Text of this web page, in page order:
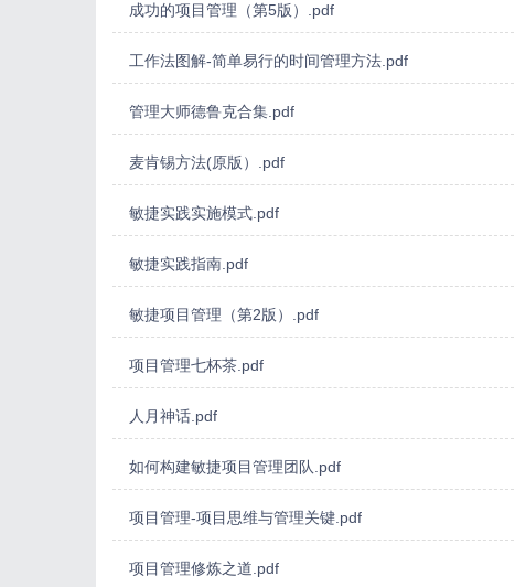
成功的项目管理（第5版）.pdf
工作法图解-简单易行的时间管理方法.pdf
管理大师德鲁克合集.pdf
麦肯锡方法(原版）.pdf
敏捷实践实施模式.pdf
敏捷实践指南.pdf
敏捷项目管理（第2版）.pdf
项目管理七杯茶.pdf
人月神话.pdf
如何构建敏捷项目管理团队.pdf
项目管理-项目思维与管理关键.pdf
项目管理修炼之道.pdf